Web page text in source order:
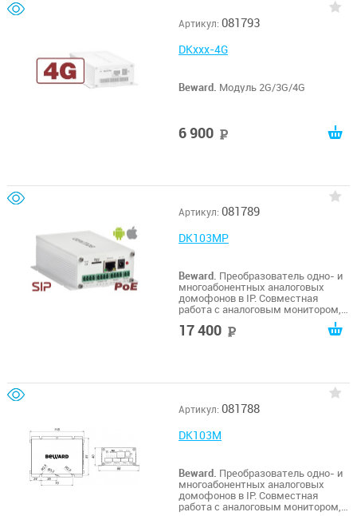
Артикул: 081793
DKxxx-4G
Beward. Модуль 2G/3G/4G
6 900
Артикул: 081789
DK103MP
Beward. Преобразователь одно- и
многоабонентных аналоговых
домофонов в IP. Совместная
работа с аналоговым монитором,
960х576 25 к/с, microSDHC (до 32
17 400
Артикул: 081788
DK103M
Beward. Преобразователь одно- и
многоабонентных аналоговых
домофонов в IP. Совместная
работа с аналоговым монитором,